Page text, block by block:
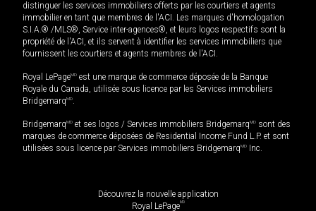
distinguer les services immobiliers offerts par les courtiers et agents
immobilier en tant que membres de l'ACI. Les marques d'homologation
S.I.A.® /MLS®, Service inter-agences®, et leurs logos respectifs sont la
propriété de l'ACI, et ils servent à identifier les services immobiliers que
fournissent les courtiers et agents membres de l'ACI.
Royal LePageMD est une marque de commerce déposée de la Banque
Royale du Canada, utilisée sous licence par les Services immobiliers
BridgemarqMD.
BridgemarqMD et ses logos / Services immobiliers BridgemarqMD sont des
marques de commerce déposées de Residential Income Fund L.P. et sont
utilisées sous licence par Services immobiliers BridgemarqMD Inc.
Découvrez la nouvelle application
Royal LePageMD